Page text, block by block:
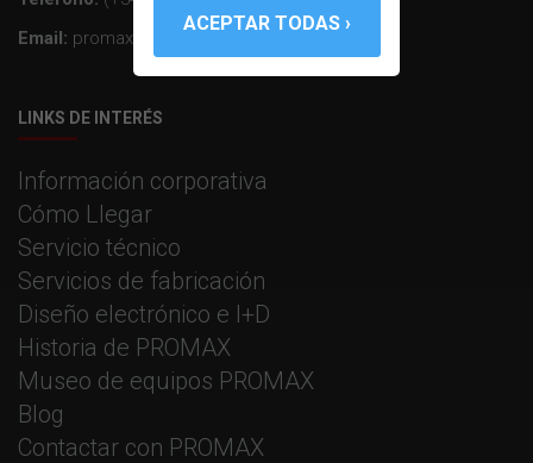
Email: promax@promax.es
LINKS DE INTERÉS
Información corporativa
Cómo Llegar
Servicio técnico
Servicios de fabricación
Diseño electrónico e I+D
Historia de PROMAX
Museo de equipos PROMAX
Blog
Contactar con PROMAX